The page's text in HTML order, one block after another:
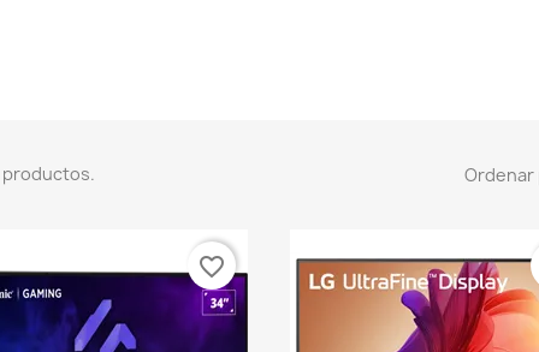
productos. Ordenar
favorite_border